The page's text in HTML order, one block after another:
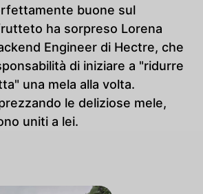
buone sul
ha sorpreso Lorena
Engineer di Hectre, che
di iniziare a "ridurre
una mela alla volta.
le deliziose mele,
uniti a lei.